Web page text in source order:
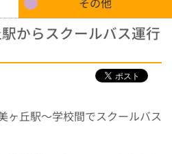
からスクールバス運行
ヶ丘駅～学校間でスクールバス